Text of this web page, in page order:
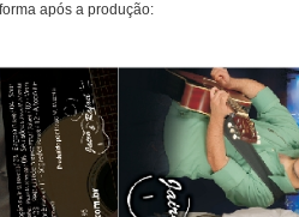
após a produção: